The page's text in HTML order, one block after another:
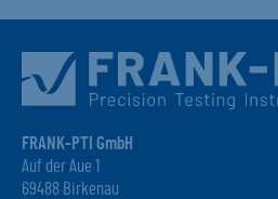
FRANK-PTI GmbH
Auf der Aue 1
69488 Birkenau